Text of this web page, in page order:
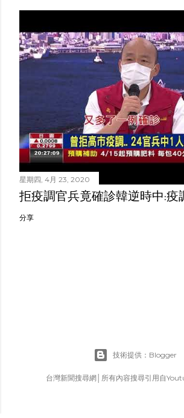
星期四, 4月 23, 2020
拒疫調官兵竟確診韓逆時中:疫
分享
技術提供：Blogger
台灣新聞搜尋網│所有內容搜尋引用自